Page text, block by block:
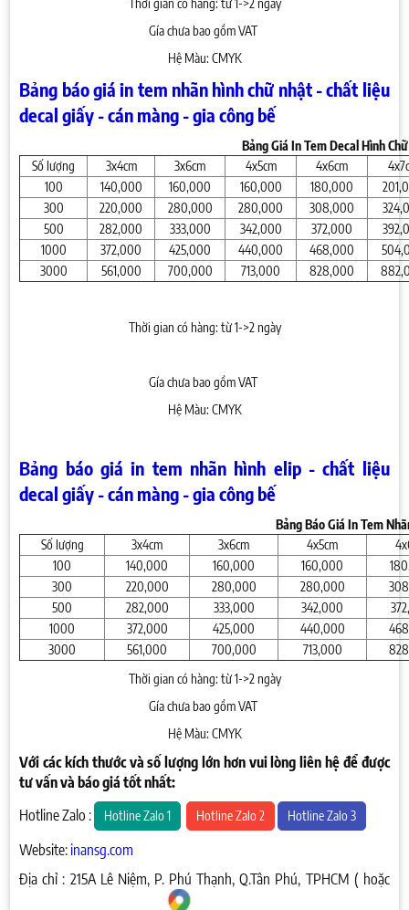
Gía chưa bao gồm VAT
Hệ Màu: CMYK
Bảng báo giá in tem nhãn hình chữ nhật - chất liệu
decal giấy - cán màng - gia công bế
Bảng Giá In Tem Decal Hình
Số lượng
3x4cm 3x6cm 4x5cm 4x6cm
100
140,000 160,000 160,000 180,000
300
220,000 280,000 280,000 308,000
500
282,000 333,000 342,000 372,000
1000
372,000 425,000 440,000 468,000
3000
561,000 700,000 713,000 828,000
Thời gian có hàng: từ 1->2 ngày
Gía chưa bao gồm VAT
Hệ Màu: CMYK
Bảng báo giá in tem nhãn hình elip - chất liệu
decal giấy - cán màng - gia công bế
Bảng Báo Giá In Tem
Số lượng
3x4cm 3x6cm 4x5cm
100
140,000 160,000 160,000
300
220,000 280,000 280,000
500
282,000 333,000 342,000
1000
372,000 425,000 440,000
3000
561,000 700,000 713,000
Thời gian có hàng: từ 1->2 ngày
Gía chưa bao gồm VAT
Hệ Màu: CMYK
Với các kích thước và số lượng lớn hơn vui lòng liên hệ để được
tư vấn và báo giá tốt nhất:
Hotline Zalo :
Hotline Zalo 1 Hotline Zalo 2 Hotline Zalo 3
Website:inansg.com
Địa chỉ : 215A Lê Niệm, P. Phú Thạnh, Q.Tân Phú, TPHCM ( hoặc